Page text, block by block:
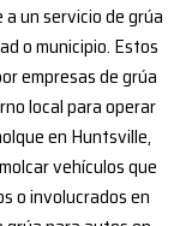
un servicio de grúa
o municipio. Estos
empresas de grúa
local para operar
en Huntsville,
vehículos que
o involucrados en